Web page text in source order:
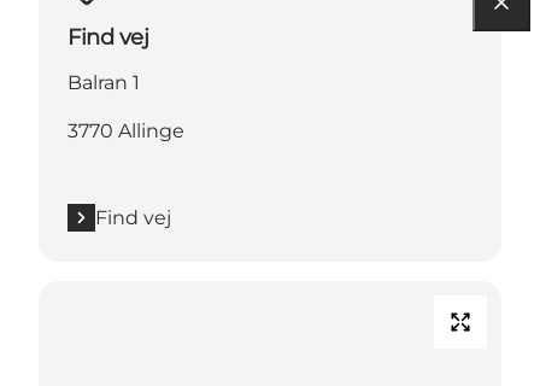
Find vej
Balran 1
3770 Allinge
Find vej